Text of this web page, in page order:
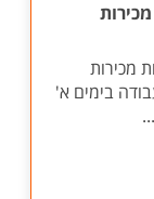
מכירות
מכירות
בימים א'